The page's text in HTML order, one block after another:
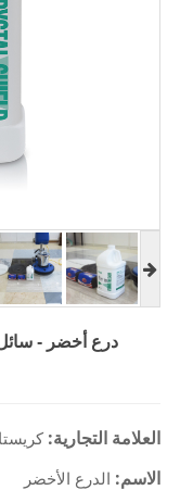
درع أخضر - سائل
العلامة التجارية:
الاسم: الدرع الأخضر